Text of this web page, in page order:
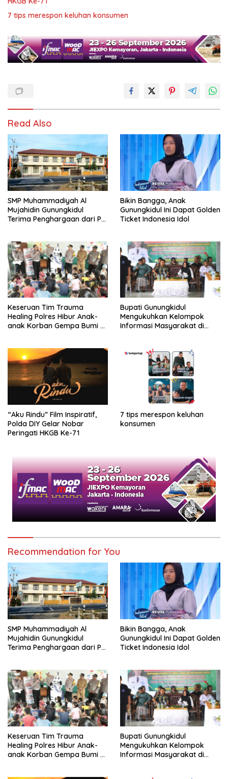
7 tips merespon keluhan konsumen
Read Also
SMP Muhammadiyah Al
Mujahidin Gunungkidul
Terima Penghargaan dari PP
Bikin Bangga, Anak
Gunungkidul Ini Dapat Golden
Ticket Indonesia Idol
Keseruan Tim Trauma
Healing Polres Hibur Anak-
anak Korban Gempa Bumi di
Bupati Gunungkidul
Mengukuhkan Kelompok
Informasi Masyarakat di
“Aku Rindu” Film Inspiratif,
Polda DIY Gelar Nobar
Peringati HKGB Ke-71
7 tips merespon keluhan
konsumen
Recommendation for You
SMP Muhammadiyah Al
Mujahidin Gunungkidul
Terima Penghargaan dari PP
Bikin Bangga, Anak
Gunungkidul Ini Dapat Golden
Ticket Indonesia Idol
Keseruan Tim Trauma
Healing Polres Hibur Anak-
anak Korban Gempa Bumi di
Bupati Gunungkidul
Mengukuhkan Kelompok
Informasi Masyarakat di